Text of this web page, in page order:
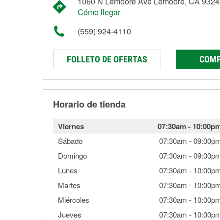
Cómo llegar
(559) 924-4110
FOLLETO DE OFERTAS
Horario de tienda
Viernes 07:30am-
Sábado 07:30am -
Domingo
07:30am -
Lunes
07:30am -
Martes
07:30am -
Miércoles
07:30am -
Jueves
07:30am -